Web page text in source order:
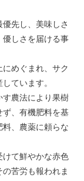
先し、美味しさ
優しさを届ける事
めぐまれ、サク
ています。
す農法により果樹
ず、有機肥料を基
、農薬に頼らな
けて鮮やかな赤色
苦労も報われま